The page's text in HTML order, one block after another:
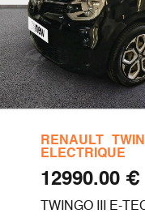
RENAULT
ELECTRIQUE
€ 12990.00
TWINGO III E-